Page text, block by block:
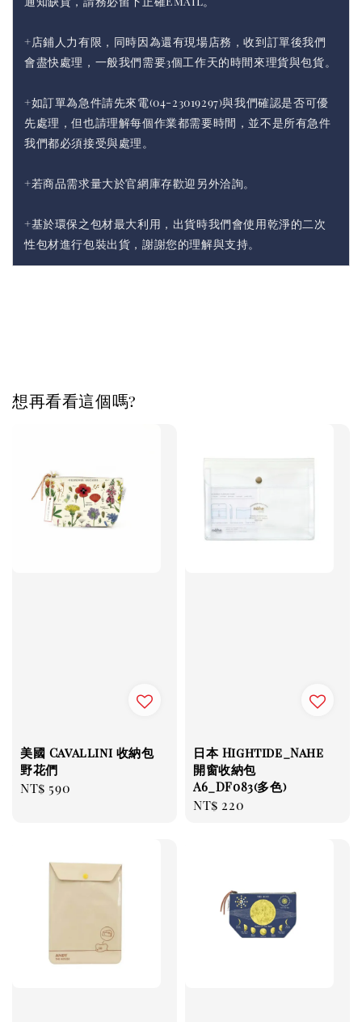
+店鋪人力有限，同時因為還有現場店務，收到訂單後我們
會盡快處理，一般我們需要3個工作天的時間來理貨與包貨。
+如訂單為急件請先來電(04-23019297)與我們確認是否可優
先處理，但也請理解每個作業都需要時間，並不是所有急件
我們都必須接受與處理。
+若商品需求量大於官網庫存歡迎另外洽詢。
+基於環保之包材最大利用，出貨時我們會使用乾淨的二次
性包材進行包裝出貨，謝謝您的理解與支持。
想再看看這個嗎?
美國 Cavallini 收納包
野花們
Regular
NT$ 590
日本 Hightide_Nahe
開窗收納包
A6_DF083(多色)
Regular
NT$ 220